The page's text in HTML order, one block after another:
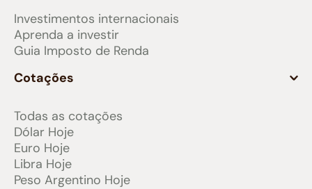
Investimentos internacionais
Aprenda a investir
Guia Imposto de Renda
Cotações
Todas as cotações
Dólar Hoje
Euro Hoje
Libra Hoje
Peso Argentino Hoje